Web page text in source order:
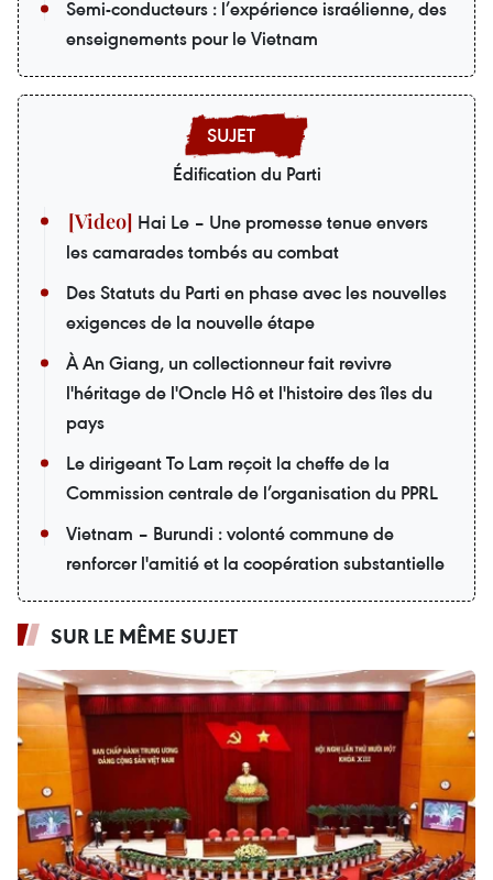
Semi-conducteurs : l’expérience israélienne, des
enseignements pour le Vietnam
Édification du Parti
Hai Le – Une promesse tenue envers
les camarades tombés au combat
Des Statuts du Parti en phase avec les nouvelles
exigences de la nouvelle étape
À An Giang, un collectionneur fait revivre
l'héritage de l'Oncle Hô et l'histoire des îles du
pays
Le dirigeant To Lam reçoit la cheffe de la
Commission centrale de l’organisation du PPRL
Vietnam – Burundi : volonté commune de
renforcer l'amitié et la coopération substantielle
SUR LE MÊME SUJET